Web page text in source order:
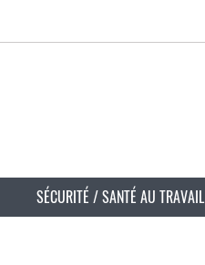
SÉCURITÉ / SANTÉ AU TRAVAIL